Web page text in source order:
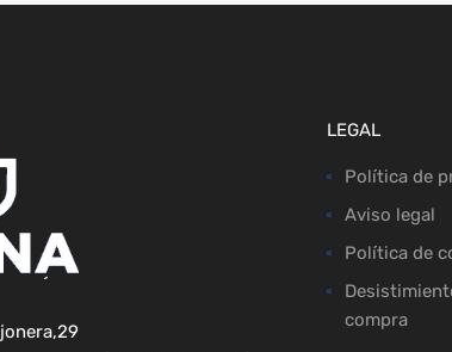
LEGAL
Política de
Aviso legal
Política de
compra